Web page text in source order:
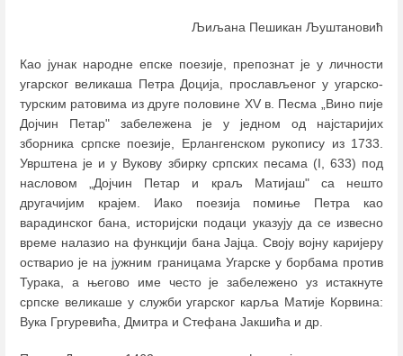
Љиљана Пешикан Љуштановић
Као јунак народне епске поезије, препознат је у личности
угарског великаша Петра Доција, прослављеног у угарско-
турским ратовима из друге половине XV в. Песма „Вино пије
Дојчин Петар" забележена је у једном од најстаријих
зборника српске поезије, Ерлангенском рукопису из 1733.
Уврштена је и у Вукову збирку српских песама (I, 633) под
насловом „Дојчин Петар и краљ Матијаш" са нешто
другачијим крајем. Иако поезија помиње Петра као
варадинског банa, историјски подаци указују да се извесно
време налазио на функцији бана Јајца. Своју војну каријеру
остварио је на јужним границама Угарске у борбама против
Турака, а његово име често је забележено уз истакнуте
српске великаше у служби угарског карља Матије Корвина:
Вукa Гргуревићa, Дмитрa и Стефанa Јакшићa и др.